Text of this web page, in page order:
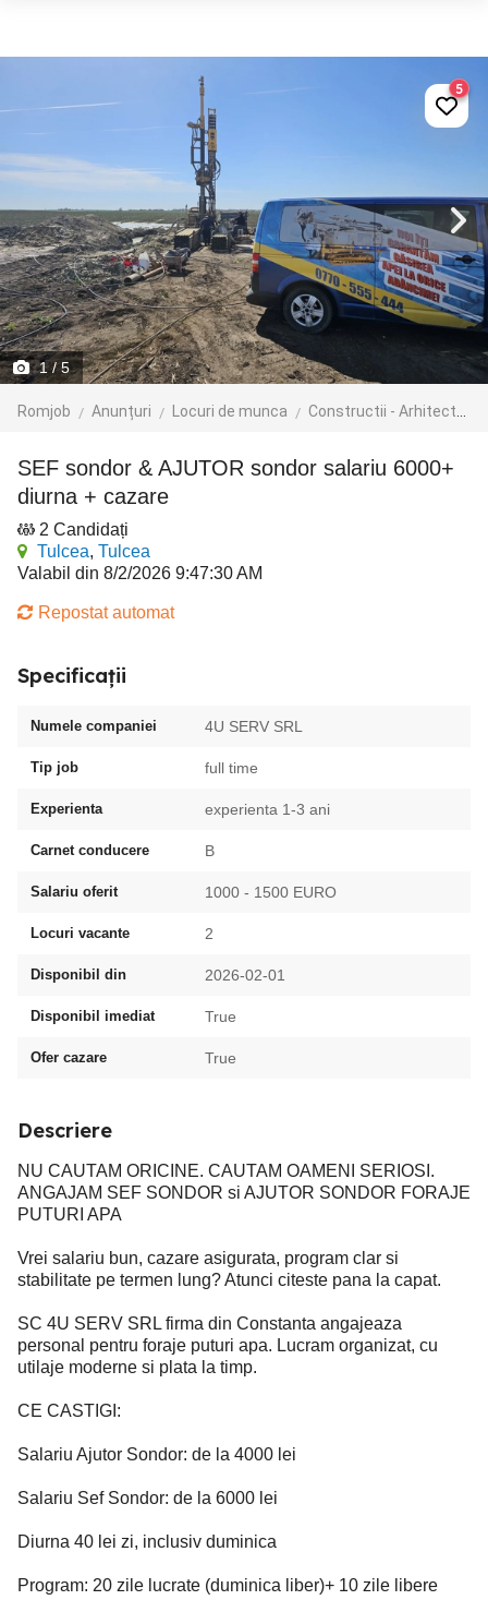
1/ 5
Romjob Anunțuri Locuri de munca Constructii - Arhitectura - Design
5
SEF sondor & AJUTOR sondor salariu 6000+
diurna + cazare
2 Candidați
Tulcea, Tulcea
Valabil din 8/2/2026 9:47:30 AM
Repostat automat
Specificații
Numele companiei 4U SERV SRL
Tip job full time
Experienta experienta 1-3 ani
Carnet conducere B
Salariu oferit 1000 - 1500 EURO
Locuri vacante 2
Disponibil din 2026-02-01
Disponibil imediat True
Ofer cazare True
Descriere
NU CAUTAM ORICINE. CAUTAM OAMENI SERIOSI.
ANGAJAM SEF SONDOR si AJUTOR SONDOR FORAJE
PUTURI APA
Vrei salariu bun, cazare asigurata, program clar si
stabilitate pe termen lung? Atunci citeste pana la capat.
SC 4U SERV SRL firma din Constanta angajeaza
personal pentru foraje puturi apa. Lucram organizat, cu
utilaje moderne si plata la timp.
CE CASTIGI:
Salariu Ajutor Sondor: de la 4000 lei
Salariu Sef Sondor: de la 6000 lei
Diurna 40 lei zi, inclusiv duminica
Program: 20 zile lucrate (duminica liber)+ 10 zile libere